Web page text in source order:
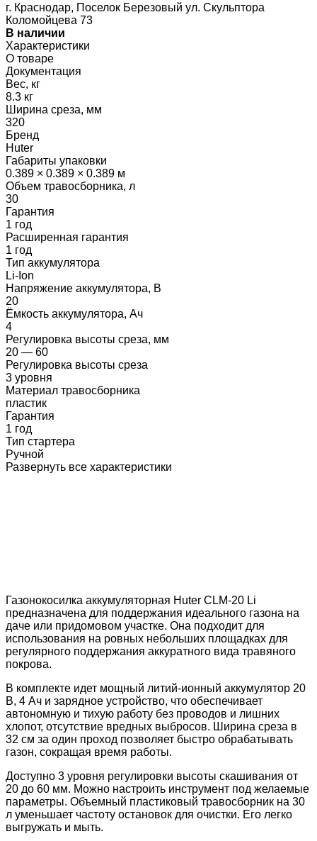
г. Краснодар, Поселок Березовый ул. Скульптора
Коломойцева 73
В наличии
Характеристики
О товаре
Документация
Вес, кг
8.3 кг
Ширина среза, мм
320
Бренд
Huter
Габариты упаковки
0.389 × 0.389 × 0.389 м
Объем травосборника, л
30
Гарантия
1 год
Расширенная гарантия
1 год
Тип аккумулятора
Li-Ion
Напряжение аккумулятора, В
20
Ёмкость аккумулятора, Ач
4
Регулировка высоты среза, мм
20 — 60
Регулировка высоты среза
3 уровня
Материал травосборника
пластик
Гарантия
1 год
Тип стартера
Ручной
Развернуть все характеристики
Газонокосилка аккумуляторная Huter CLM-20 Li
предназначена для поддержания идеального газона на
даче или придомовом участке. Она подходит для
использования на ровных небольших площадках для
регулярного поддержания аккуратного вида травяного
покрова.
В комплекте идет мощный литий-ионный аккумулятор 20
В, 4 Ач и зарядное устройство, что обеспечивает
автономную и тихую работу без проводов и лишних
хлопот, отсутствие вредных выбросов. Ширина среза в
32 см за один проход позволяет быстро обрабатывать
газон, сокращая время работы.
Доступно 3 уровня регулировки высоты скашивания от
20 до 60 мм. Можно настроить инструмент под желаемые
параметры. Объемный пластиковый травосборник на 30
л уменьшает частоту остановок для очистки. Его легко
выгружать и мыть.